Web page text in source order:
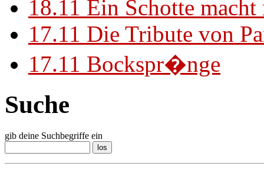
18.11 Ein Schotte
17.11 Die Tribute von
17.11 Bockspr�nge
Suche
gib deine Suchbegriffe ein